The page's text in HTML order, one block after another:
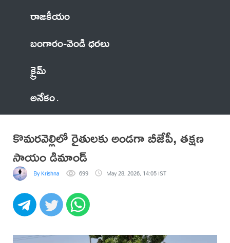
రాజకీయం
బంగారం-వెండి ధరలు
క్రైమ్
అనేకం
కొమరవెల్లిలో రైతులకు అండగా బీజేపీ, తక్షణ
సాయం డిమాండ్
By Krishna 699 May 28, 2026, 14:05 IST